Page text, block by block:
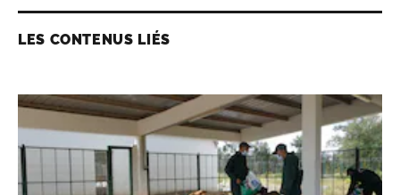
LES CONTENUS LIÉS